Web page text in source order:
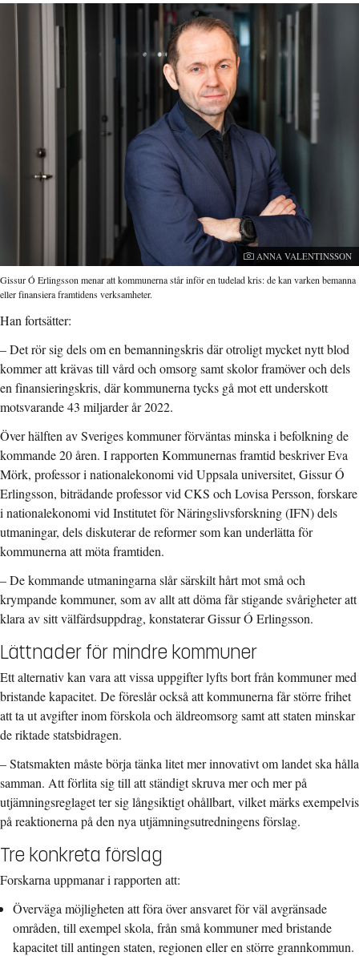
Fotograf:
ANNA VALENTINSSON
Gissur Ó Erlingsson menar att kommunerna står inför en tudelad kris: de kan varken bemanna
eller finansiera framtidens verksamheter.
Han fortsätter:
– Det rör sig dels om en bemanningskris där otroligt mycket nytt blod
kommer att krävas till vård och omsorg samt skolor framöver och dels
en finansieringskris, där kommunerna tycks gå mot ett underskott
motsvarande 43 miljarder år 2022.
Över hälften av Sveriges kommuner förväntas minska i befolkning de
kommande 20 åren. I rapporten Kommunernas framtid beskriver Eva
Mörk, professor i nationalekonomi vid Uppsala universitet, Gissur Ó
Erlingsson, biträdande professor vid CKS och Lovisa Persson, forskare
i nationalekonomi vid Institutet för Näringslivsforskning (IFN) dels
utmaningar, dels diskuterar de reformer som kan underlätta för
kommunerna att möta framtiden.
– De kommande utmaningarna slår särskilt hårt mot små och
krympande kommuner, som av allt att döma får stigande svårigheter att
klara av sitt välfärdsuppdrag, konstaterar Gissur Ó Erlingsson.
Lättnader för mindre kommuner
Ett alternativ kan vara att vissa uppgifter lyfts bort från kommuner med
bristande kapacitet. De föreslår också att kommunerna får större frihet
att ta ut avgifter inom förskola och äldreomsorg samt att staten minskar
de riktade statsbidragen.
– Statsmakten måste börja tänka litet mer innovativt om landet ska hålla
samman. Att förlita sig till att ständigt skruva mer och mer på
utjämningsreglaget ter sig långsiktigt ohållbart, vilket märks exempelvis
på reaktionerna på den nya utjämningsutredningens förslag.
Tre konkreta förslag
Forskarna uppmanar i rapporten att:
Överväga möjligheten att föra över ansvaret för väl avgränsade
områden, till exempel skola, från små kommuner med bristande
kapacitet till antingen staten, regionen eller en större grannkommun.